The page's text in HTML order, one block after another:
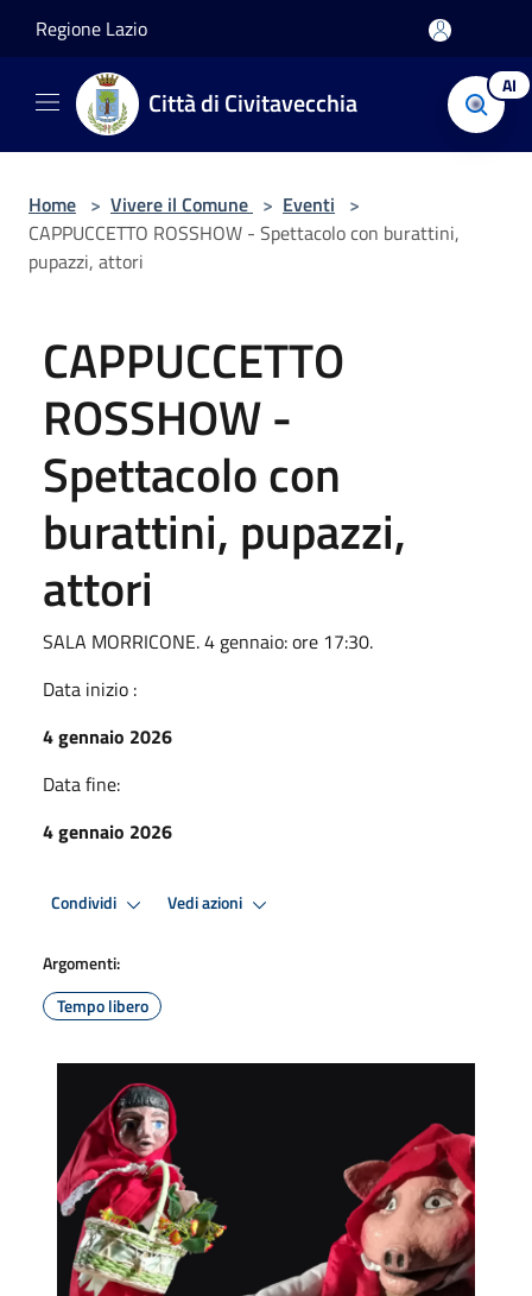
Regione Lazio
Città di Civitavecchia AI
Home > Vivere il Comune > Eventi >
CAPPUCCETTO ROSSHOW - Spettacolo con burattini,
pupazzi, attori
CAPPUCCETTO
ROSSHOW -
Spettacolo con
burattini, pupazzi,
attori
SALA MORRICONE. 4 gennaio: ore 17:30.
Data inizio :
4 gennaio 2026
Data fine:
4 gennaio 2026
Condividi Vedi azioni
Argomenti:
Tempo libero